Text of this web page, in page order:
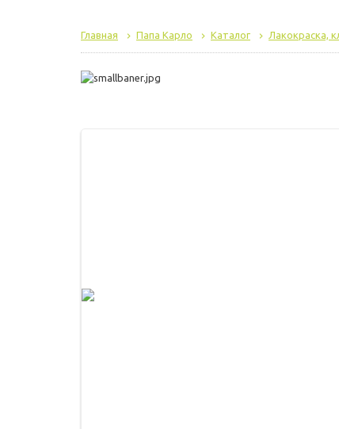
Главная Папа Карло Каталог Лакокраска,